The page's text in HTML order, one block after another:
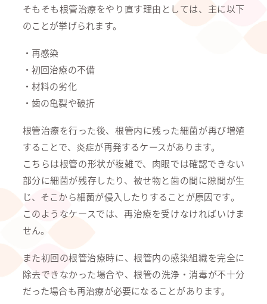
そもそも根管治療をやり直す理由としては、主に以下
のことが挙げられます。
・再感染
・初回治療の不備
・材料の劣化
・歯の亀裂や破折
根管治療を行った後、根管内に残った細菌が再び増殖
することで、炎症が再発するケースがあります。
こちらは根管の形状が複雑で、肉眼では確認できない
部分に細菌が残存したり、被せ物と歯の間に隙間が生
じ、そこから細菌が侵入したりすることが原因です。
このようなケースでは、再治療を受けなければいけま
せん。
また初回の根管治療時に、根管内の感染組織を完全に
除去できなかった場合や、根管の洗浄・消毒が不十分
だった場合も再治療が必要になることがあります。